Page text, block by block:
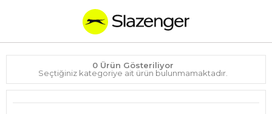
0 Ürün Gösteriliyor
Seçtiğiniz kategoriye ait ürün bulunmamaktadır.